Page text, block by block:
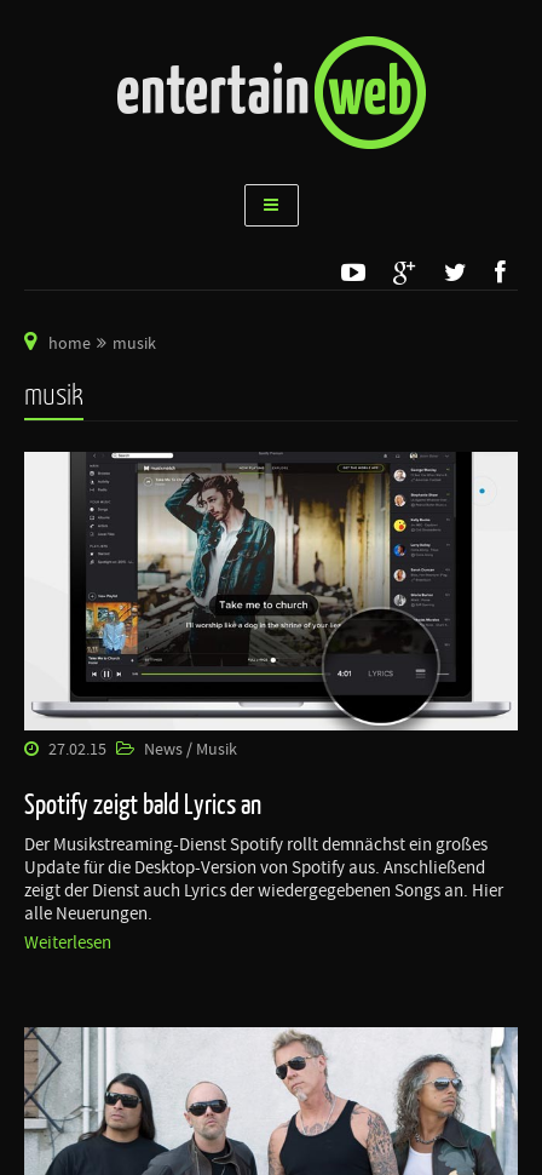
home musik
musik
27.02.15 News / Musik
Spotify zeigt bald Lyrics an
Der Musikstreaming-Dienst Spotify rollt demnächst ein großes
Update für die Desktop-Version von Spotify aus. Anschließend
zeigt der Dienst auch Lyrics der wiedergegebenen Songs an. Hier
alle Neuerungen.
Weiterlesen